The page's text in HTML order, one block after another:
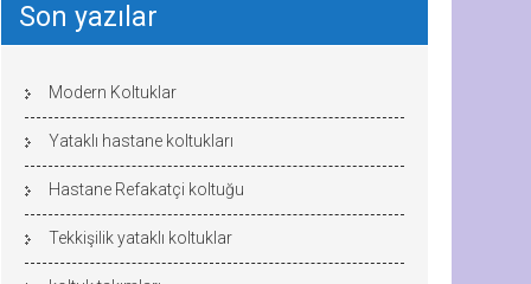
Son yazılar
Modern Koltuklar
Yataklı hastane koltukları
Hastane Refakatçi koltuğu
Tekkişilik yataklı koltuklar